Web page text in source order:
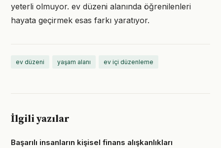
yeterli olmuyor. ev düzeni alanında öğrenilenleri
hayata geçirmek esas farkı yaratıyor.
ev düzeni yaşam alanı ev içi düzenleme
İlgili yazılar
Başarılı insanların kişisel finans alışkanlıkları